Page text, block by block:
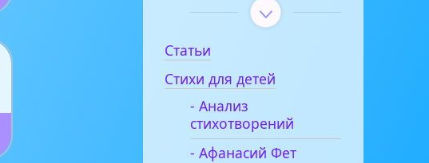
Статьи
Стихи для детей
- Анализ
стихотворений
- Афанасий Фет